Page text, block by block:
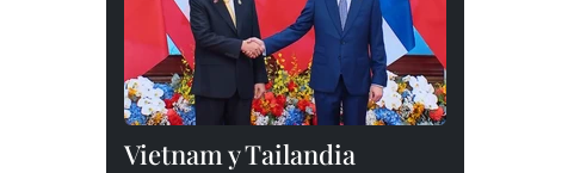
Vietnam y Tailandia